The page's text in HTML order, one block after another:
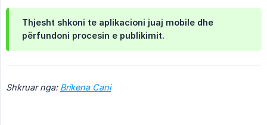
Thjesht shkoni te aplikacioni juaj mobile dhe
përfundoni procesin e publikimit.
Shkruar nga: Brikena Cani